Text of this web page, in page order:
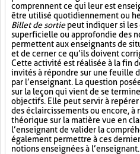
comprennent ce qui leur est
être utilisé quotidiennement ou
Billet de sortiepeut indiquer si les
superficielle ou approfondie des
permettent aux enseignants de
et de cerner ce qu’ils doivent
Cette activité est réalisée à la fin
invités à répondre sur une feuille
par l’enseignant. La question
sur la leçon qui vient de se
objectifs. Elle peut servir à
des éclaircissements ou encore, à
théorique sur la matière vue en
l’enseignant de valider la
également permettre à ces
notions enseignées à l’enseignant.